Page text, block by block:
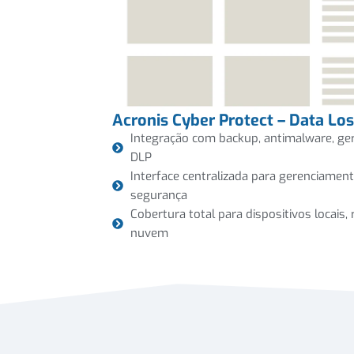
Acronis Cyber Protect – Data
Integração com backup, antimalware,
DLP
Interface centralizada para
segurança
Cobertura total para dispositivos
nuvem